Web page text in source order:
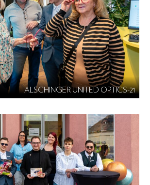
ALSCHINGER UNITED OPTICS-21